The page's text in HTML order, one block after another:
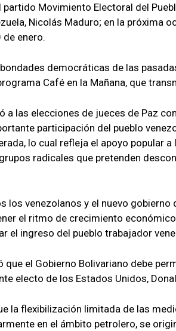
Movimiento Electoral del
Nicolás Maduro; en la próxima
de enero.
democráticas de las
Café en la Mañana, que
a las elecciones de jueces de Paz
participación del pueblo
lo cual refleja el apoyo popular
radicales que pretenden
los venezolanos y el nuevo
el ritmo de crecimiento
el ingreso del pueblo trabajador
que el Gobierno Bolivariano debe
electo de los Estados Unidos,
la flexibilización limitada de las
en el ámbito petrolero, se